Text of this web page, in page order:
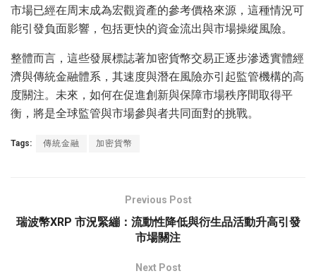
市場已經在周末成為宏觀資產的參考價格來源，這種情況可
能引發負面影響，包括更快的資金流出與市場操縱風險。
整體而言，這些發展標誌著加密貨幣交易正逐步滲透實體經
濟與傳統金融體系，其速度與潛在風險亦引起監管機構的高
度關注。未來，如何在促進創新與保障市場秩序間取得平
衡，將是全球監管與市場參與者共同面對的挑戰。
Tags: 傳統金融 加密貨幣
Previous Post
瑞波幣XRP 市況緊繃：流動性降低與衍生品活動升高引發
市場關注
Next Post